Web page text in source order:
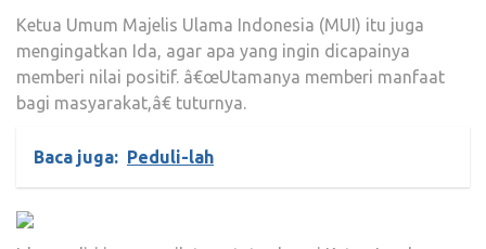
Ketua Umum Majelis Ulama Indonesia (MUI) itu juga
mengingatkan Ida, agar apa yang ingin dicapainya
memberi nilai positif. â€œUtamanya memberi manfaat
bagi masyarakat,â€ tuturnya.
Baca juga: Peduli-lah